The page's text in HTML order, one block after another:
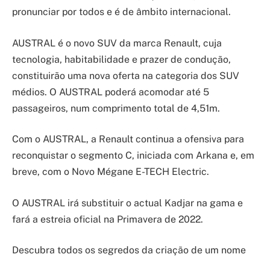
pronunciar por todos e é de âmbito internacional.
AUSTRAL é o novo SUV da marca Renault, cuja
tecnologia, habitabilidade e prazer de condução,
constituirão uma nova oferta na categoria dos SUV
médios. O AUSTRAL poderá acomodar até 5
passageiros, num comprimento total de 4,51m.
Com o AUSTRAL, a Renault continua a ofensiva para
reconquistar o segmento C, iniciada com Arkana e, em
breve, com o Novo Mégane E-TECH Electric.
O AUSTRAL irá substituir o actual Kadjar na gama e
fará a estreia oficial na Primavera de 2022.
Descubra todos os segredos da criação de um nome